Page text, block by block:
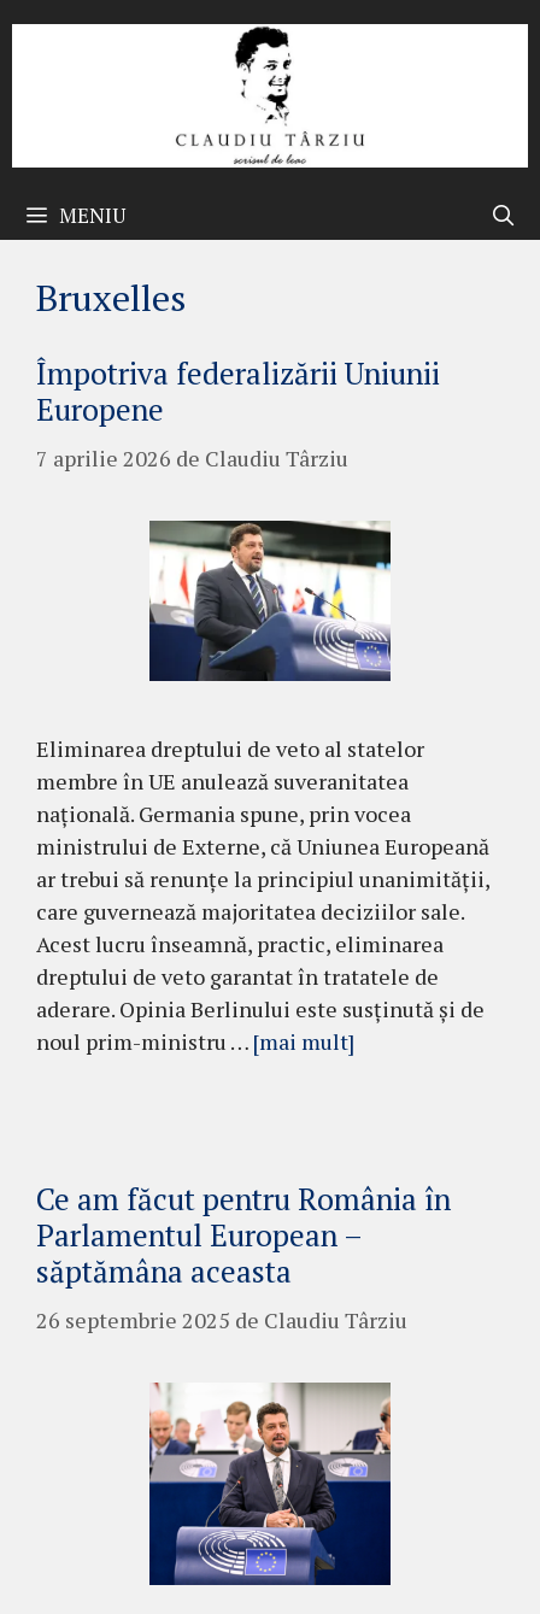
MENIU
Bruxelles
Împotriva federalizării Uniunii
Europene
7 aprilie 2026 de Claudiu Târziu
Eliminarea dreptului de veto al statelor
membre în UE anulează suveranitatea
națională. Germania spune, prin vocea
ministrului de Externe, că Uniunea Europeană
ar trebui să renunțe la principiul unanimității,
care guvernează majoritatea deciziilor sale.
Acest lucru înseamnă, practic, eliminarea
dreptului de veto garantat în tratatele de
aderare. Opinia Berlinului este susținută și de
noul prim-ministru … [mai mult]
Ce am făcut pentru România în
Parlamentul European –
săptămâna aceasta
26 septembrie 2025 de Claudiu Târziu